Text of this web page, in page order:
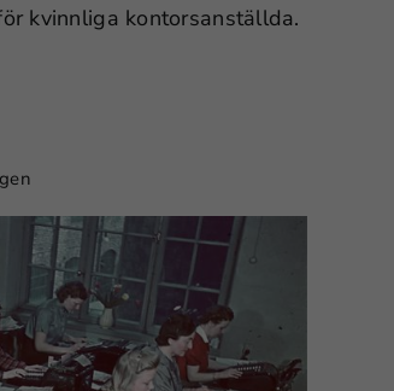
kvinnliga kontorsanställda.